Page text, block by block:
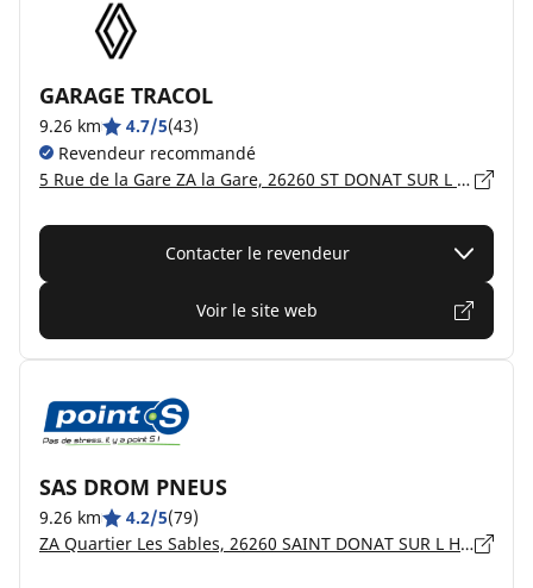
GARAGE TRACOL
9.26 km 4.7/5(43)
Revendeur recommandé
5 Rue de la Gare ZA la Gare, 26260 ST DONAT SUR L HERBASSE
Contacter le revendeur
Voir le site web
SAS DROM PNEUS
9.26 km 4.2/5(79)
ZA Quartier Les Sables, 26260 SAINT DONAT SUR L HERBASSE